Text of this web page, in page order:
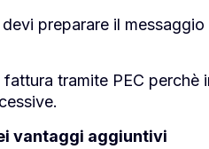
preparare il messaggio
tramite PEC perchè
vantaggi aggiuntivi